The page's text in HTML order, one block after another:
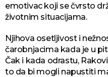
emotivac koji se čvrsto
životnim situacijama.
Njihova osetljivost i
čarobnjacima kada je u
Čak i kada odrastu,
to da bi mogli napustiti